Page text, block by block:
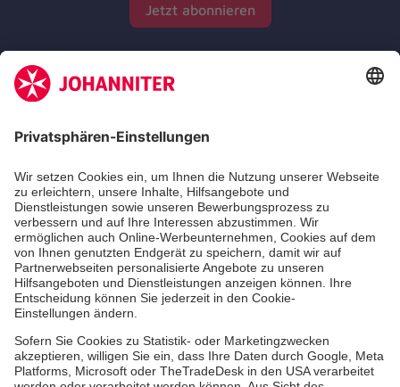
Jetzt abonnieren
Zertifizierung der Johanniter-Unfall-Hilfe e.V.
Die Johanniter GmbH führt das Spendenzertifikat
des Deutschen Spendenrats e.V.
Dienste & Leistungen